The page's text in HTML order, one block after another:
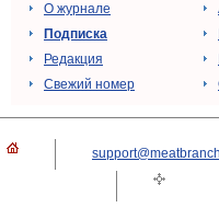
О журнале
Подписка
Редакция
Свежий номер